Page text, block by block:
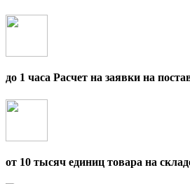
до 1 часа Расчет на заявки на
от 10 тысяч единиц товара на